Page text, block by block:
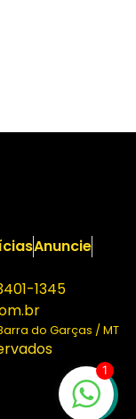
Anuncie
1345
do Garças / MT
1